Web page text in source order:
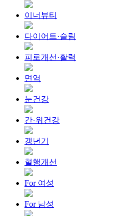
이너뷰티
다이어트·슬림
피로개선·활력
면역
눈건강
간·위건강
갱년기
혈행개선
For 여성
For 남성